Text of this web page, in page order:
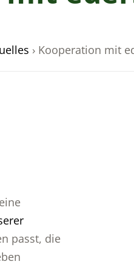
› Kooperation mit
passt, die